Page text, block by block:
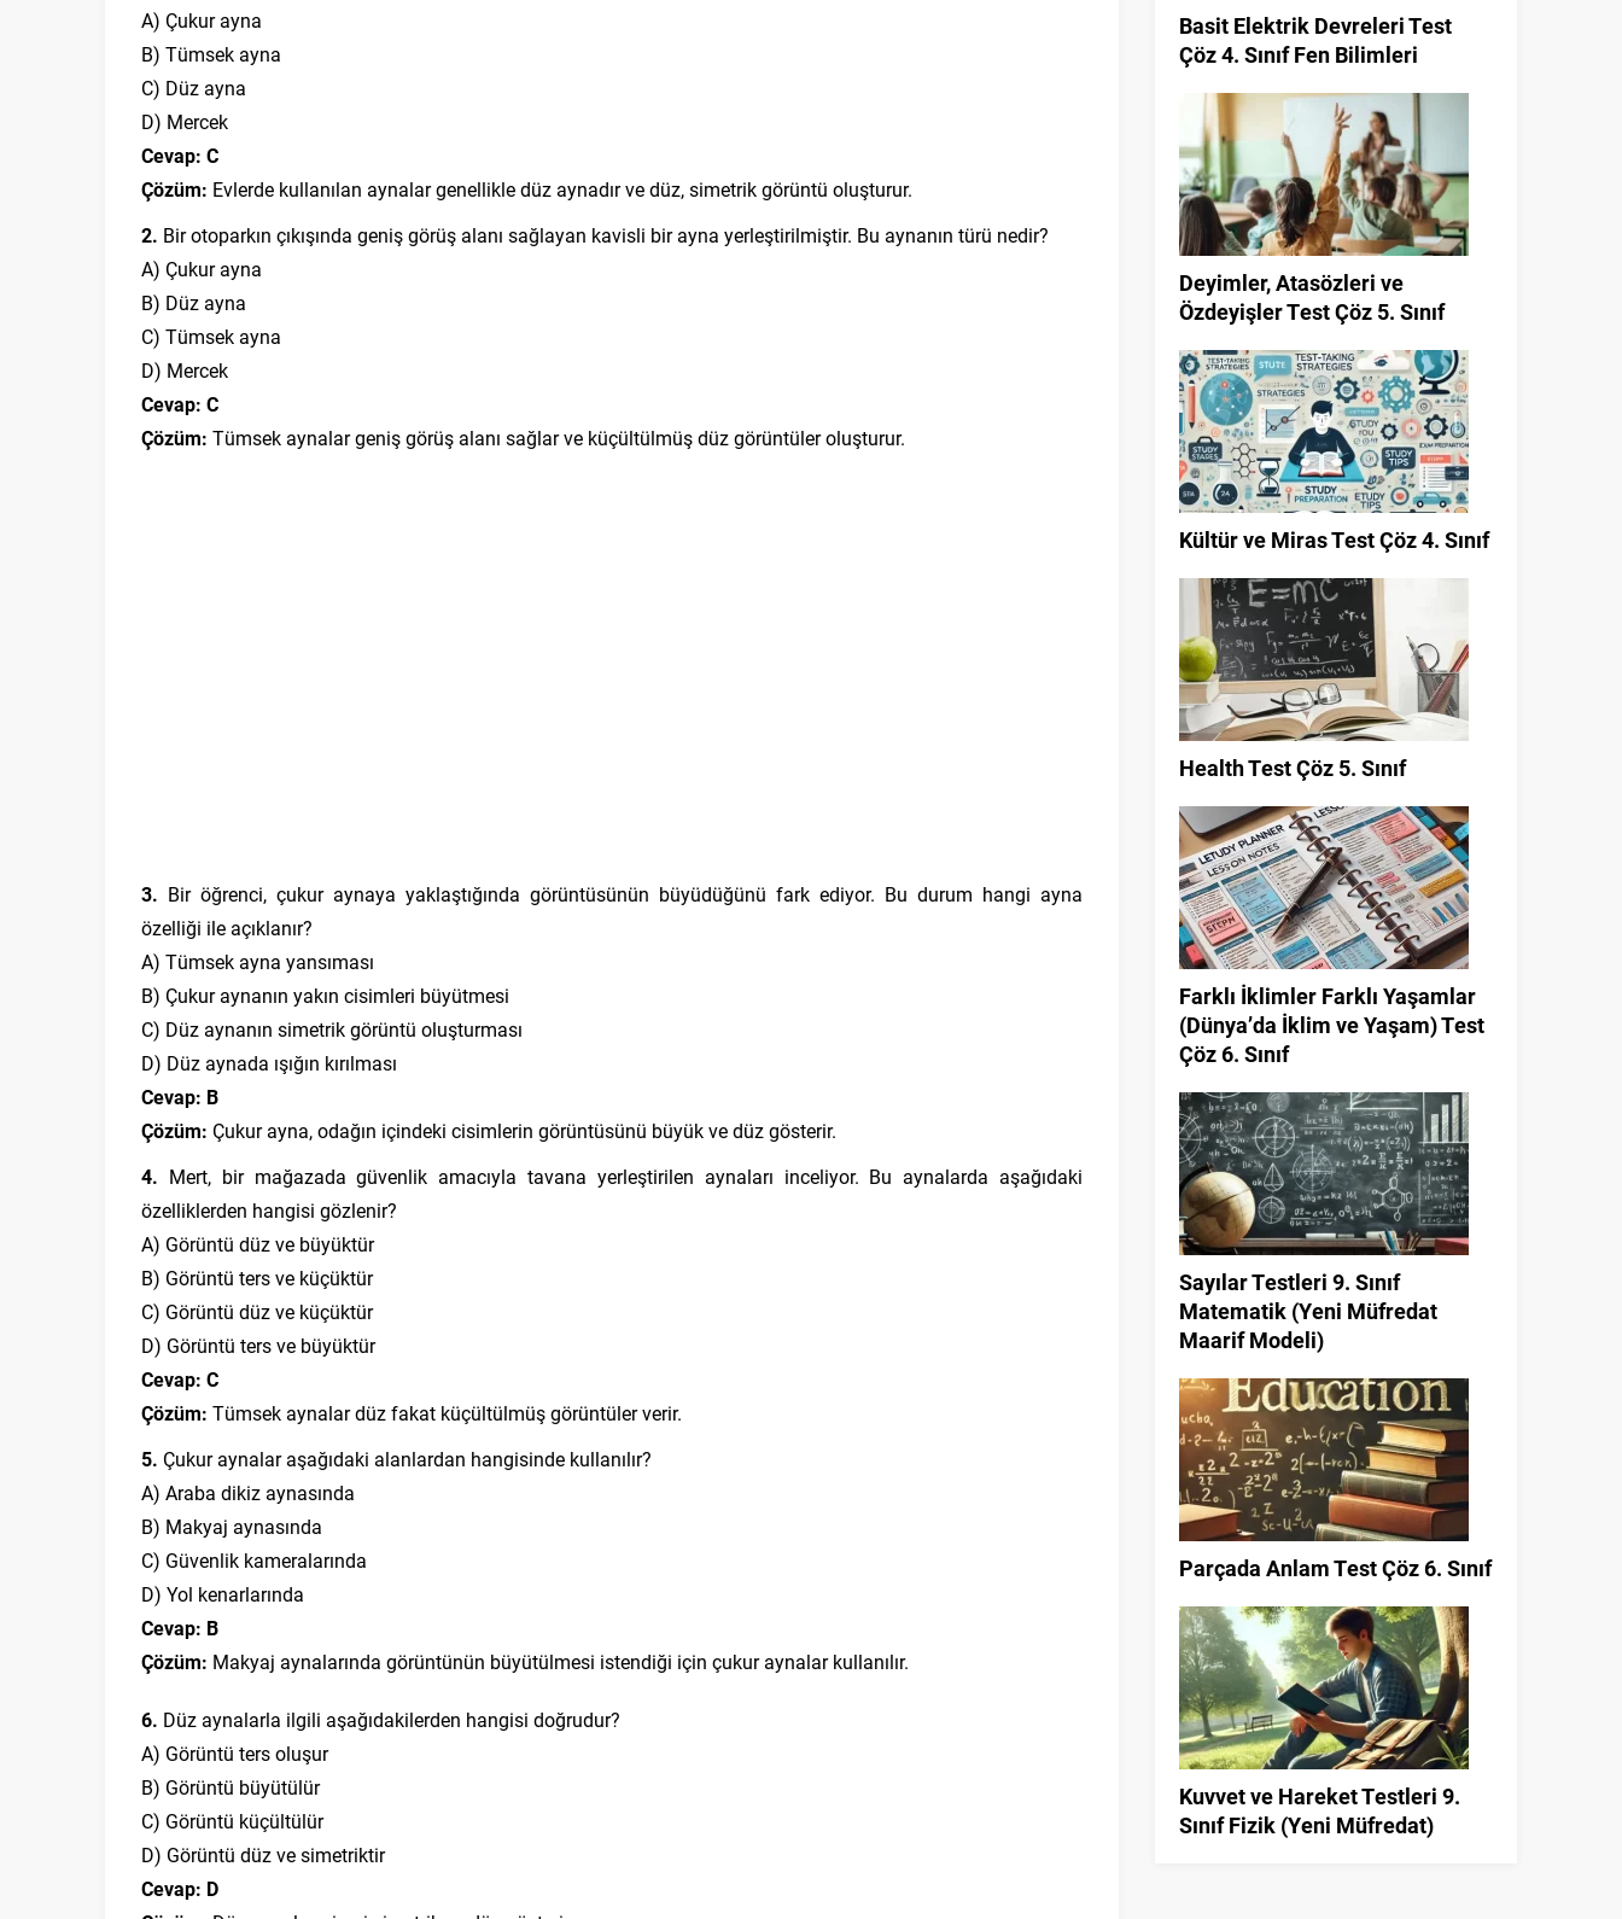
A) Çukur ayna
B) Tümsek ayna
C) Düz ayna
D) Mercek
Cevap: C
Çözüm: Evlerde kullanılan aynalar genellikle düz aynadır ve düz, simetrik görüntü oluşturur.
2. Bir otoparkın çıkışında geniş görüş alanı sağlayan kavisli bir ayna yerleştirilmiştir. Bu aynanın türü nedir?
A) Çukur ayna
B) Düz ayna
C) Tümsek ayna
D) Mercek
Cevap: C
Çözüm: Tümsek aynalar geniş görüş alanı sağlar ve küçültülmüş düz görüntüler oluşturur.
3. Bir öğrenci, çukur aynaya yaklaştığında görüntüsünün büyüdüğünü fark ediyor. Bu durum hangi ayna
özelliği ile açıklanır?
A) Tümsek ayna yansıması
B) Çukur aynanın yakın cisimleri büyütmesi
C) Düz aynanın simetrik görüntü oluşturması
D) Düz aynada ışığın kırılması
Cevap: B
Çözüm: Çukur ayna, odağın içindeki cisimlerin görüntüsünü büyük ve düz gösterir.
4. Mert, bir mağazada güvenlik amacıyla tavana yerleştirilen aynaları inceliyor. Bu aynalarda aşağıdaki
özelliklerden hangisi gözlenir?
A) Görüntü düz ve büyüktür
B) Görüntü ters ve küçüktür
C) Görüntü düz ve küçüktür
D) Görüntü ters ve büyüktür
Cevap: C
Çözüm: Tümsek aynalar düz fakat küçültülmüş görüntüler verir.
5. Çukur aynalar aşağıdaki alanlardan hangisinde kullanılır?
A) Araba dikiz aynasında
B) Makyaj aynasında
C) Güvenlik kameralarında
D) Yol kenarlarında
Cevap: B
Çözüm: Makyaj aynalarında görüntünün büyütülmesi istendiği için çukur aynalar kullanılır.
6. Düz aynalarla ilgili aşağıdakilerden hangisi doğrudur?
A) Görüntü ters oluşur
B) Görüntü büyütülür
C) Görüntü küçültülür
D) Görüntü düz ve simetriktir
Cevap: D
Basit Elektrik Devreleri Test
Çöz 4. Sınıf Fen Bilimleri
Deyimler, Atasözleri ve
Özdeyişler Test Çöz 5. Sınıf
Kültür ve Miras Test Çöz 4. Sınıf
Health Test Çöz 5. Sınıf
Farklı İklimler Farklı Yaşamlar
(Dünya’da İklim ve Yaşam) Test
Çöz 6. Sınıf
Sayılar Testleri 9. Sınıf
Matematik (Yeni Müfredat
Maarif Modeli)
Parçada Anlam Test Çöz 6. Sınıf
Kuvvet ve Hareket Testleri 9.
Sınıf Fizik (Yeni Müfredat)